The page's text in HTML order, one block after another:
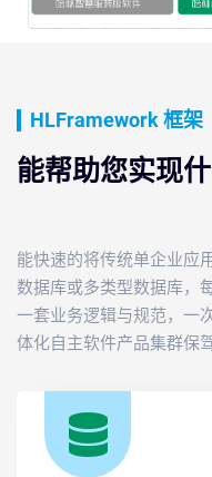
HLFramework 框架
能帮助您实现什
能快速的将传统单企业应
数据库或多类型数据库，
一套业务逻辑与规范，一
体化自主软件产品集群保